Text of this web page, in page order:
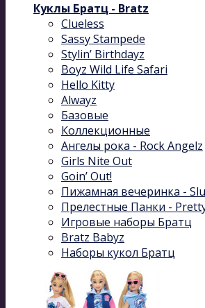
Куклы Братц - Bratz
Clueless
Sassy Stampede
Stylin’ Birthdayz
Boyz Wild Life Safari
Hello Kitty
Alwayz
Базовые
Коллекционные
Ангелы рока - Rock Angelz
Girls Nite Out
Goin’ Out!
Пижамная вечеринка -
Прелестные Панки -
Игровые наборы Братц
Bratz Babyz
Наборы кукол Братц